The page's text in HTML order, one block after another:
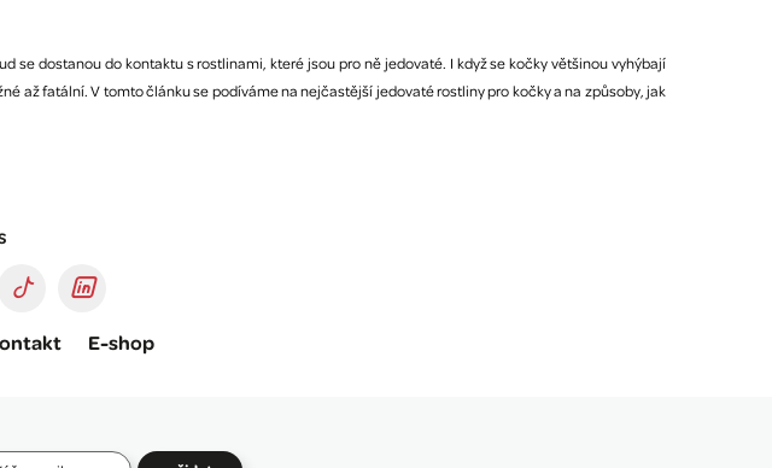
se dostanou do kontaktu s rostlinami, které jsou pro ně jedovaté. I když se kočky většinou vyhýbají
až fatální. V tomto článku se podíváme na nejčastější jedovaté rostliny pro kočky a na způsoby, jak
E-shop